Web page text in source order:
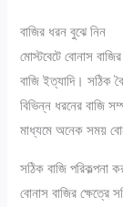
বাজির ধরন বুঝে নিন
মোস্টবেটে বোনাস
বাজি ইত্যাদি। সঠিক
বিভিন্ন ধরনের বাজি
মাধ্যমে অনেক সময়
সঠিক বাজি পরিকল্পনা
বোনাস বাজির ক্ষেত্রে